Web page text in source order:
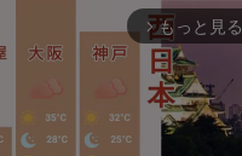
arrow_forward_ios もっと見る